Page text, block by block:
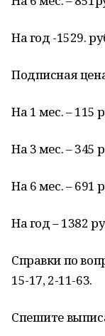
На год -1529.
Подписная
На 1 мес. – 115
На 3 мес. – 345
На 6 мес. – 691
На год – 1382
Справки по
15-17, 2-11-63.
Спешите